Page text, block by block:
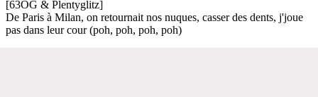
[63OG & Plentyglitz]
De Paris à Milan, on retournait nos nuques, casser des dents, j'joue
pas dans leur cour (poh, poh, poh, poh)